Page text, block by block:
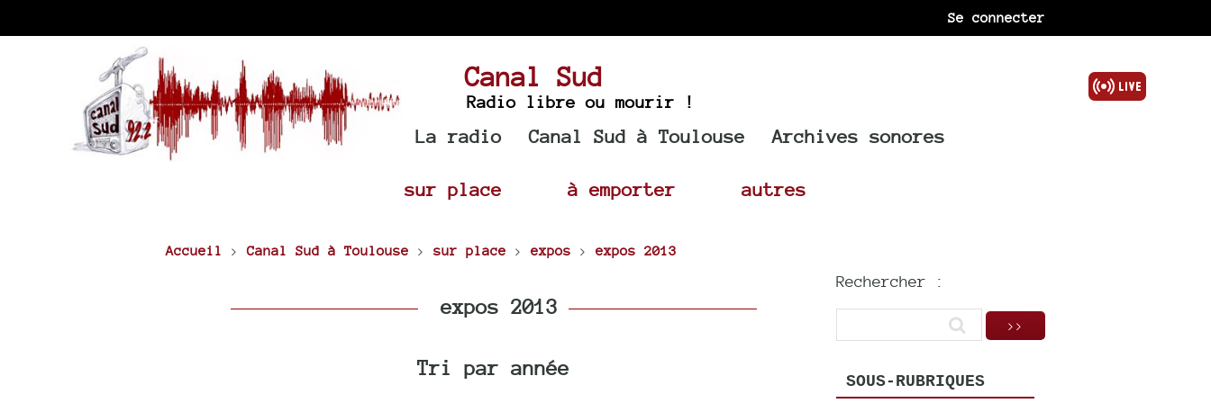
Se connecter
Canal Sud
Radio libre ou mourir !
La radio Canal Sud à Toulouse Archives sonores
sur place à emporter autres
Accueil >Canal Sud à Toulouse > sur place > expos > expos 2013
expos 2013
Tri par année
Rechercher :
SOUS-RUBRIQUES